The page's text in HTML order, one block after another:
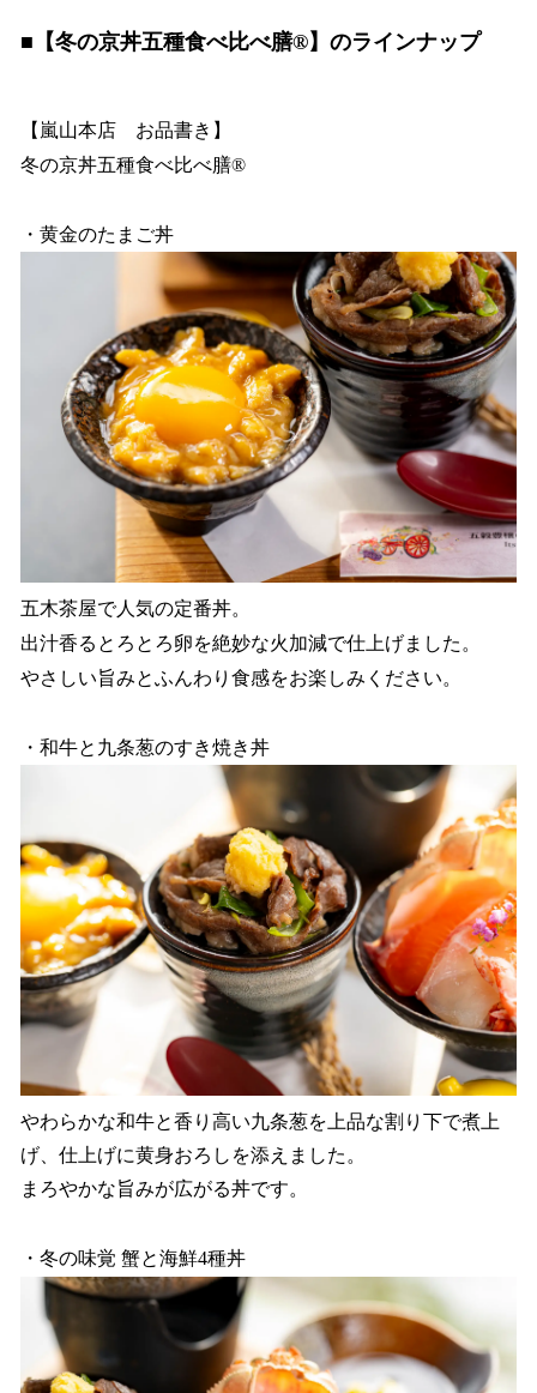
■【冬の京丼五種食べ比べ膳®︎】のラインナップ
【嵐山本店 お品書き】
冬の京丼五種食べ比べ膳®︎
・黄金のたまご丼
五木茶屋で人気の定番丼。
出汁香るとろとろ卵を絶妙な火加減で仕上げました。
やさしい旨みとふんわり食感をお楽しみください。
・和牛と九条葱のすき焼き丼
やわらかな和牛と香り高い九条葱を上品な割り下で煮上
げ、仕上げに黄身おろしを添えました。
まろやかな旨みが広がる丼です。
・冬の味覚 蟹と海鮮4種丼